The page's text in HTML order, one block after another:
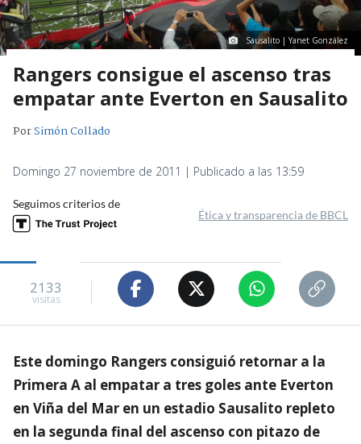
Sausalito | Yanet González
Rangers consigue el ascenso tras
empatar ante Everton en Sausalito
PorSimón Collado
Domingo 27 noviembre de 2011 | Publicado a las 13:59
Seguimos criterios de
Ética y transparencia de BBCL
2133
visitas
Este domingo Rangers consiguió retornar a la
Primera A al empatar a tres goles ante Everton
en Viña del Mar en un estadio Sausalito repleto
en la segunda final del ascenso con pitazo de